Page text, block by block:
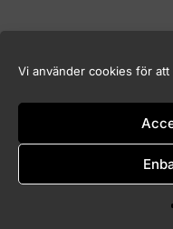
Vi använder cookies för